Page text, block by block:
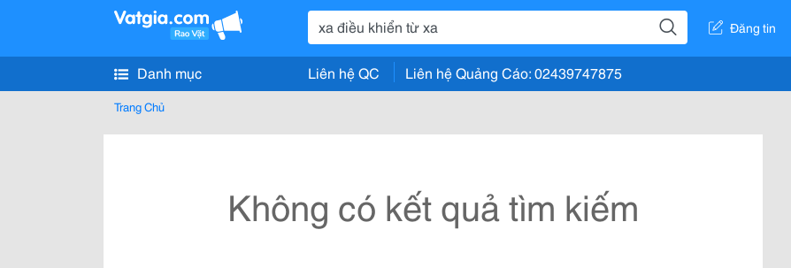
Đăng tin
Danh mục Liên hệ QC Liên hệ Quảng Cáo: 02439747875
Trang Chủ
Không có kết quả tìm kiếm